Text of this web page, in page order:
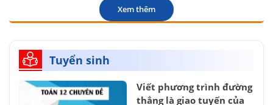
Xem thêm
Tuyển sinh
Viết phương trình đường
thẳng là giao tuyến của